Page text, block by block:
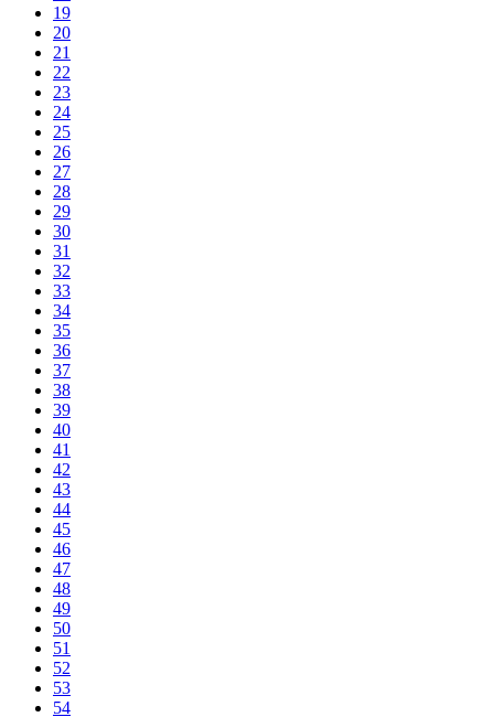
19
20
21
22
23
24
25
26
27
28
29
30
31
32
33
34
35
36
37
38
39
40
41
42
43
44
45
46
47
48
49
50
51
52
53
54